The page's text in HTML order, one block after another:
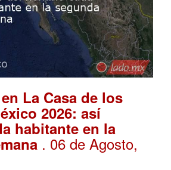
La Casa de los
2026: así
habitante en la
. 06 de Agosto,